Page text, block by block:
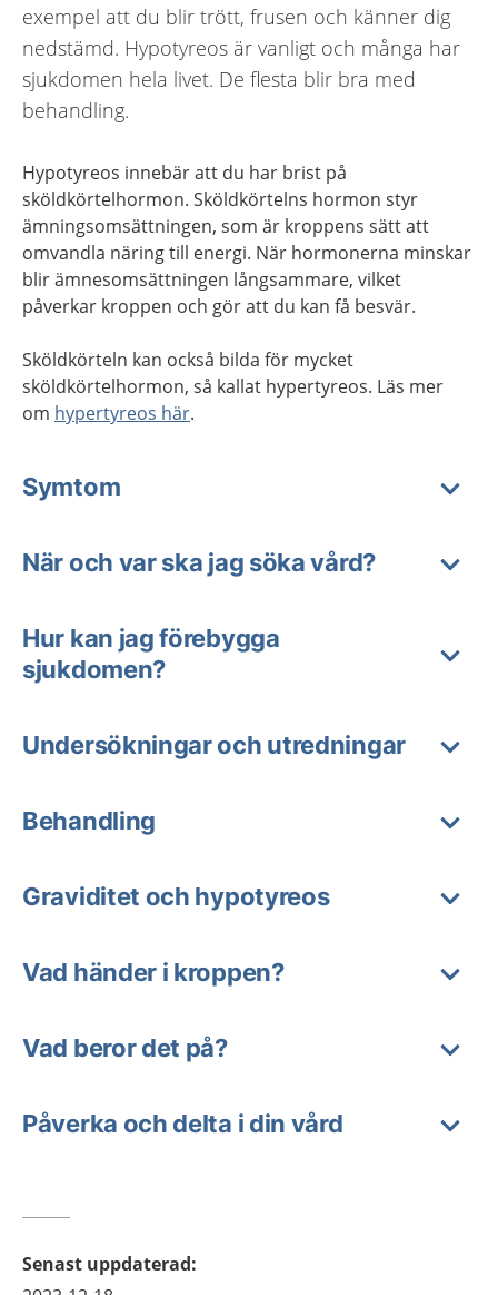
exempel att du blir trött, frusen och känner dig
nedstämd. Hypotyreos är vanligt och många har
sjukdomen hela livet. De flesta blir bra med
behandling.
Hypotyreos innebär att du har brist på
sköldkörtelhormon. Sköldkörtelns hormon styr
ämningsomsättningen, som är kroppens sätt att
omvandla näring till energi. När hormonerna minskar
blir ämnesomsättningen långsammare, vilket
påverkar kroppen och gör att du kan få besvär.
Sköldkörteln kan också bilda för mycket
sköldkörtelhormon, så kallat hypertyreos. Läs mer
om hypertyreos här.
Symtom
När och var ska jag söka vård?
Hur kan jag förebygga
sjukdomen?
Undersökningar och utredningar
Behandling
Graviditet och hypotyreos
Vad händer i kroppen?
Vad beror det på?
Påverka och delta i din vård
Senast uppdaterad: